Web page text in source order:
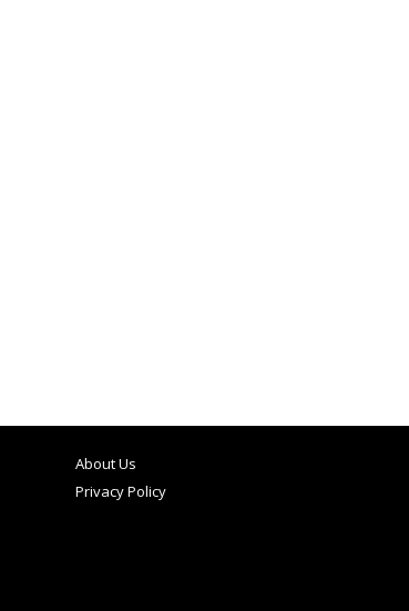
About Us
Privacy Policy